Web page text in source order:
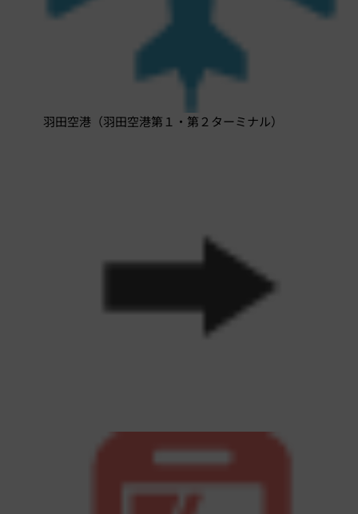
羽田空港（羽田空港第１・第２ターミナル）